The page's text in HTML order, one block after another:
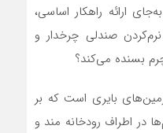
ارائه راهکار اساسی،
صندلی چرخدار و
بسنده می‌کند؟
بایری است که بر
در اطراف رودخانه مند و